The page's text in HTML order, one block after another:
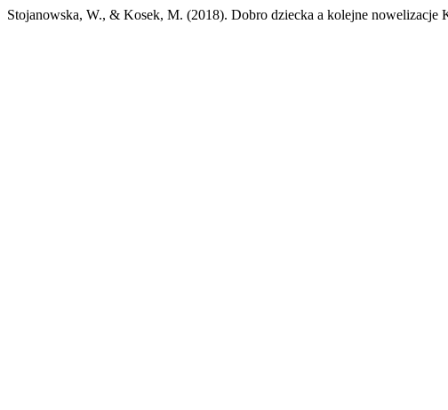
Stojanowska, W., & Kosek, M. (2018). Dobro dziecka a kolejne nowelizacje